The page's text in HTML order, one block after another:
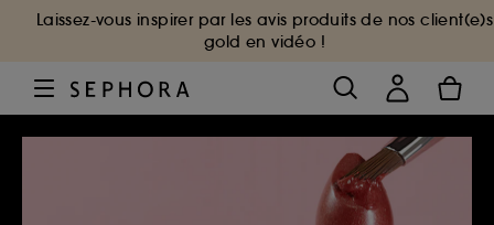
Laissez-vous inspirer par les avis produits de nos client(e)s
gold en vidéo !